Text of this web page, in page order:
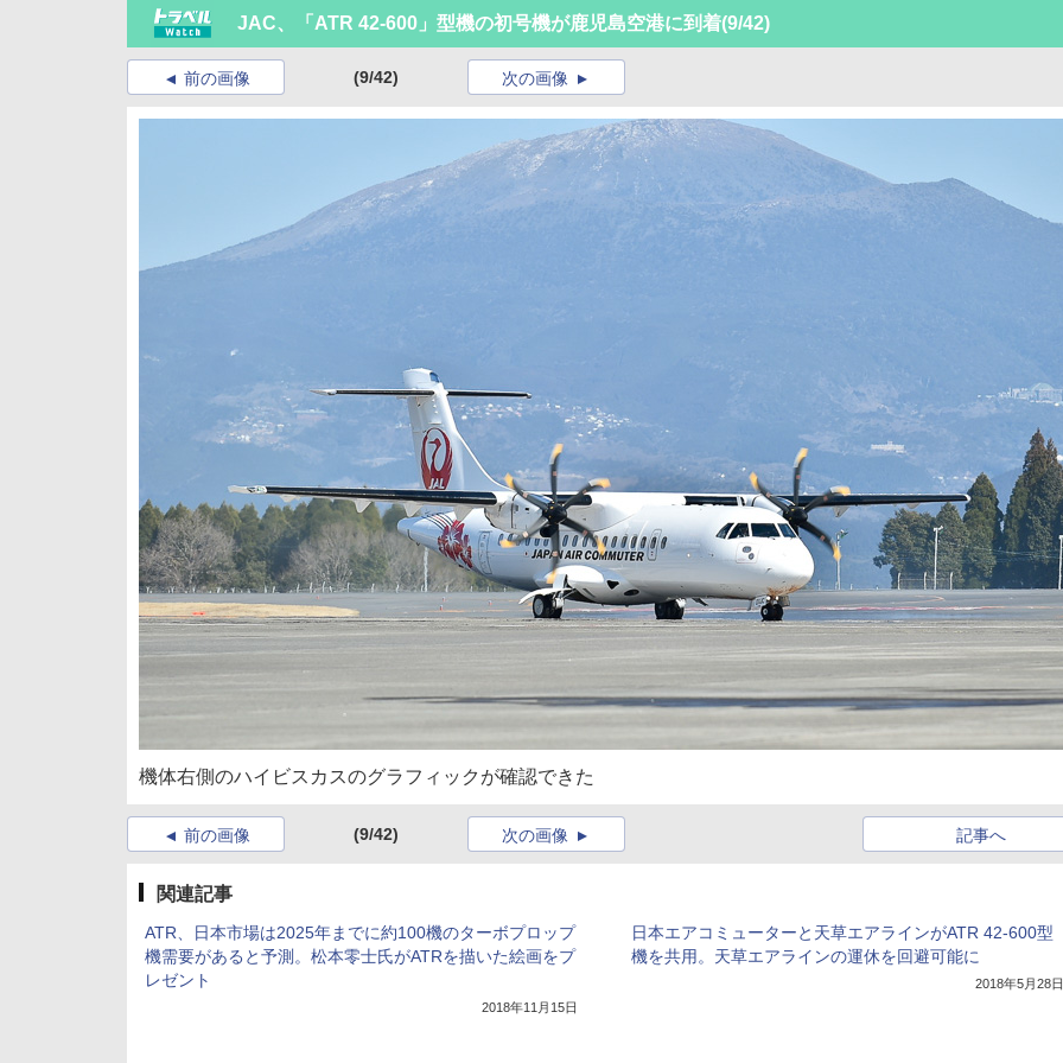
JAC、「ATR 42-600」型機の初号機が鹿児島空港に到着(9/42)
前の画像 (9/42) 次の画像
機体右側のハイビスカスのグラフィックが確認できた
前の画像 (9/42) 次の画像 記事へ
関連記事
ATR、日本市場は2025年までに約100機のターボプロップ
機需要があると予測。松本零士氏がATRを描いた絵画をプ
レゼント
2018年11月15日
日本エアコミューターと天草エアラインがATR 42-600型
機を共用。天草エアラインの運休を回避可能に
2018年5月28日